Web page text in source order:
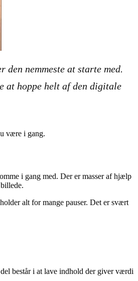
nemmeste at starte med.
at hoppe helt af den digitale
være i gang.
i gang med. Der er masser af hjælp
alt for mange pauser. Det er svært
består i at lave indhold der giver værdi